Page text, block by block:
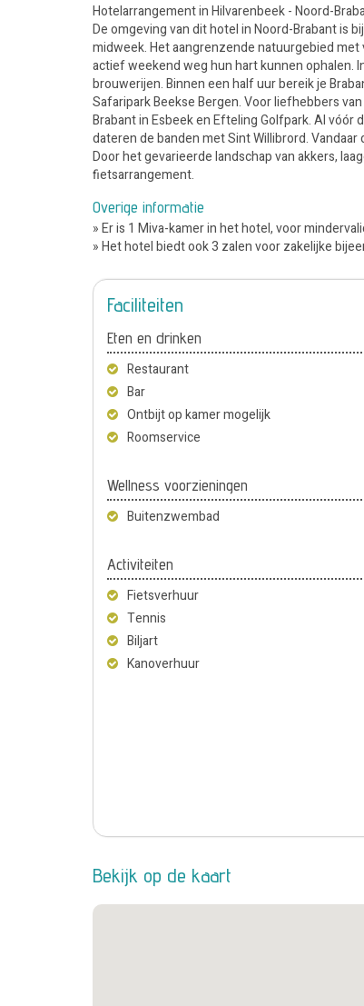
Hotelarrangement in Hilvarenbeek - Noord-
De omgeving van dit hotel in Noord-Brabant is
midweek. Het aangrenzende natuurgebied
actief weekend weg hun hart kunnen ophalen.
brouwerijen. Binnen een half uur bereik je
Safaripark Beekse Bergen. Voor liefhebbers
Brabant in Esbeek en Efteling Golfpark. Al
dateren de banden met Sint Willibrord.
Door het gevarieerde landschap van akkers,
fietsarrangement.
Overige informatie
» Er is 1 Miva-kamer in het hotel, voor
» Het hotel biedt ook 3 zalen voor zakelijke
Faciliteiten
Eten en drinken
Restaurant
Bar
Ontbijt op kamer mogelijk
Roomservice
Wellness voorzieningen
Buitenzwembad
Activiteiten
Fietsverhuur
Tennis
Biljart
Kanoverhuur
Bekijk op de kaart